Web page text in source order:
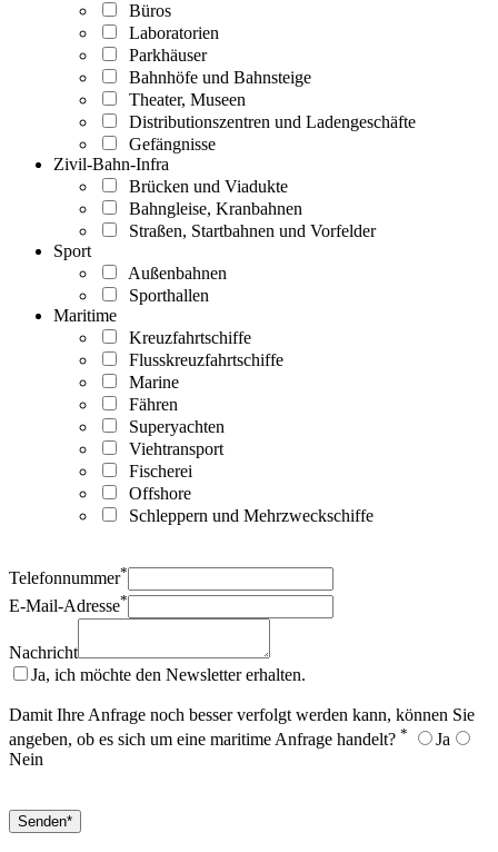
Büros
Laboratorien
Parkhäuser
Bahnhöfe und Bahnsteige
Theater, Museen
Distributionszentren und Ladengeschäfte
Gefängnisse
Zivil-Bahn-Infra
Brücken und Viadukte
Bahngleise, Kranbahnen
Straßen, Startbahnen und Vorfelder
Sport
Außenbahnen
Sporthallen
Maritime
Kreuzfahrtschiffe
Flusskreuzfahrtschiffe
Marine
Fähren
Superyachten
Viehtransport
Fischerei
Offshore
Schleppern und Mehrzweckschiffe
Telefonnummer*
E-Mail-Adresse*
Nachricht
Ja, ich möchte den Newsletter erhalten.
Damit Ihre Anfrage noch besser verfolgt werden kann, können Sie
angeben, ob es sich um eine maritime Anfrage handelt? *
Ja
Nein